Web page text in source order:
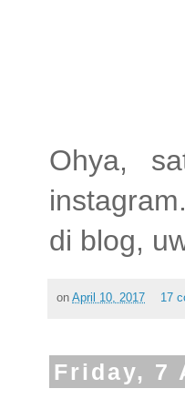
Ohya,
di blog,
on April 10, 2017 17
Friday, 7